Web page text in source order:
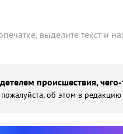
выделите текст и
происшествия,
об этом в редакцию